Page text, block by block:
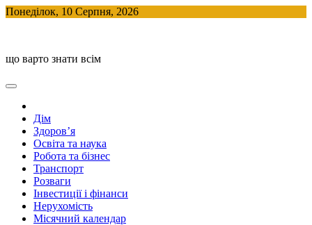
Skip
Понеділок, 10 Серпня, 2026
що варто знати всім
Дім
Здоров’я
Освіта та наука
Робота та бізнес
Транспорт
Розваги
Інвестиції і фінанси
Нерухомість
Місячний календар